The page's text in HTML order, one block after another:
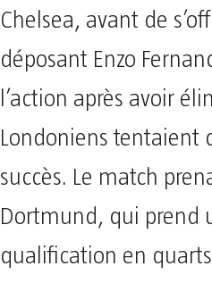
Chelsea, avant de
déposant Enzo
l’action après avoir
Londoniens tentaient
succès. Le match
Dortmund, qui prend
qualification en